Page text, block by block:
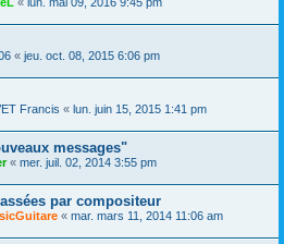
« jeu. oct. 08, 2015 6:06 pm
Francis « lun. juin 15, 2015 1:41 pm
messages"
« mer. juil. 02, 2014 3:55 pm
par compositeur
« mar. mars 11, 2014 11:06 am